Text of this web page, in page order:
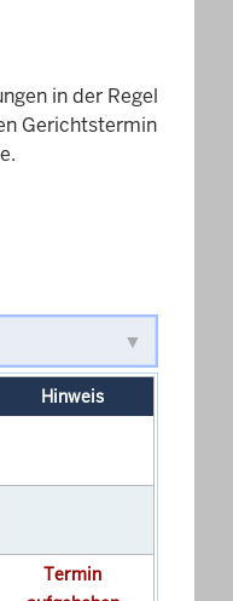
in der Regel
Gerichtstermin
Hinweis
Termin